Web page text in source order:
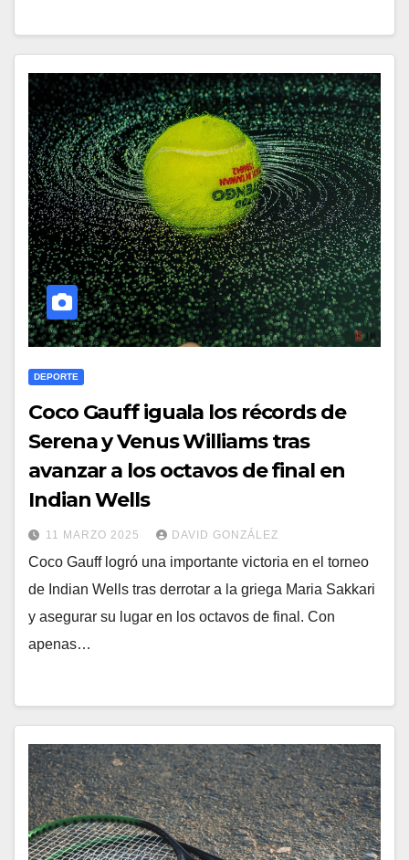
DEPORTE
Coco Gauff iguala los récords de
Serena y Venus Williams tras
avanzar a los octavos de final en
Indian Wells
11 MARZO 2025 DAVID GONZÁLEZ
Coco Gauff logró una importante victoria en el torneo
de Indian Wells tras derrotar a la griega Maria Sakkari
y asegurar su lugar en los octavos de final. Con
apenas…